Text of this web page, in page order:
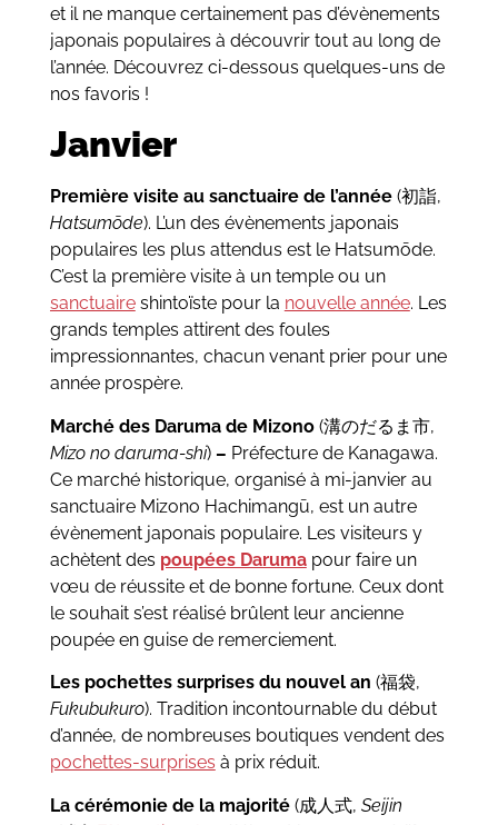
et il ne manque certainement pas d’évènements
japonais populaires à découvrir tout au long de
l’année. Découvrez ci-dessous quelques-uns de
nos favoris !
Janvier
Première visite au sanctuaire de l’année(初詣,
Hatsumōde). L’un des évènements japonais
populaires les plus attendus est le Hatsumōde.
C’est la première visite à un temple ou un
sanctuaireshintoïste pour la nouvelle année. Les
grands temples attirent des foules
impressionnantes, chacun venant prier pour une
année prospère.
Marché des Daruma de Mizono (溝のだるま市,
Mizo no daruma-shi)– Préfecture de Kanagawa.
Ce marché historique, organisé à mi-janvier au
sanctuaire Mizono Hachimangū, est un autre
évènement japonais populaire. Les visiteurs y
achètent des poupées Darumapour faire un
vœu de réussite et de bonne fortune. Ceux dont
le souhait s’est réalisé brûlent leur ancienne
poupée en guise de remerciement.
Les pochettes surprises du nouvel an (福袋,
Fukubukuro). Tradition incontournable du début
d’année, de nombreuses boutiques vendent des
pochettes-surprises à prix réduit.
La cérémonie de la majorité(成人式, Seijin